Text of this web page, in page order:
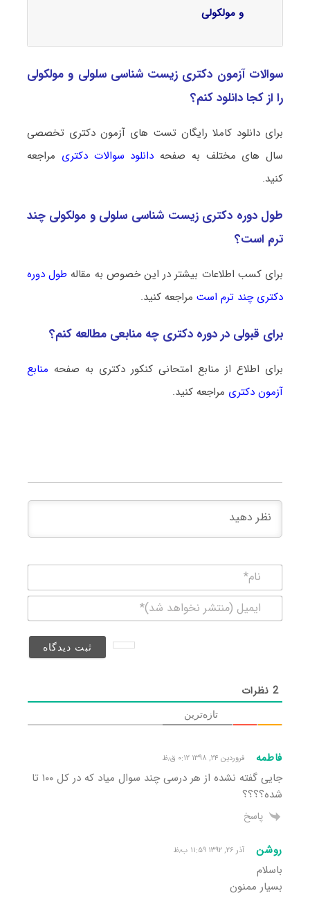
و مولکولی
سوالات آزمون دکتری زیست‌ شناسی سلولی و مولکولی
را از کجا دانلود کنم؟
برای دانلود کاملا رایگان تست های آزمون دکتری تخصصی
سال های مختلف به صفحه دانلود سوالات دکتری مراجعه
کنید.
طول دوره دکتری زیست‌ شناسی سلولی و مولکولی چند
ترم است؟
برای کسب اطلاعات بیشتر در این خصوص به مقاله طول دوره
دکتری چند ترم استمراجعه کنید.
برای قبولی در دوره دکتری چه منابعی مطالعه کنم؟
برای اطلاع از منابع امتحانی کنکور دکتری به صفحه منابع
آزمون دکتری مراجعه کنید.
(منتشر
2نظرات
تازه‌ترین
فاطمه فروردین ۲۴, ۱۳۹۸ ۰:۱۲ ق٫ظ
جایی گفته نشده از هر درسی چند سوال میاد که در کل ۱۰۰ تا
شده؟؟؟؟
پاسخ
روشن آذر ۲۶, ۱۳۹۲ ۱۱:۵۹ ب٫ظ
باسلام
بسیار ممنون